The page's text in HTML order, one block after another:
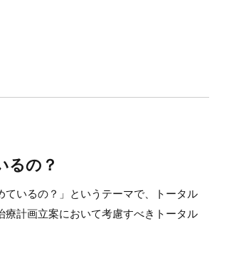
るの？
いるの？」というテーマで、トータル
計画立案において考慮すべきトータル